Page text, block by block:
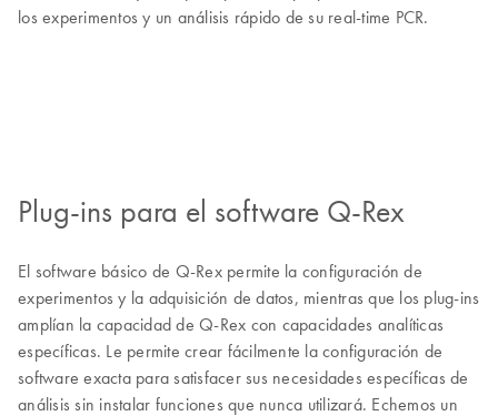
los experimentos y un análisis rápido de su real-time PCR.
Plug-ins para el software Q-Rex
El software básico de Q-Rex permite la configuración de
experimentos y la adquisición de datos, mientras que los plug-ins
amplían la capacidad de Q-Rex con capacidades analíticas
específicas. Le permite crear fácilmente la configuración de
software exacta para satisfacer sus necesidades específicas de
análisis sin instalar funciones que nunca utilizará. Echemos un